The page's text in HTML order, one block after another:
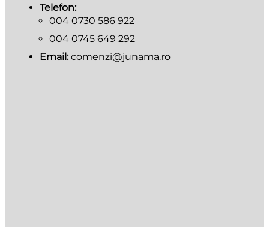
Telefon:
004 0730 586 922
004 0745 649 292
Email: comenzi@junama.ro